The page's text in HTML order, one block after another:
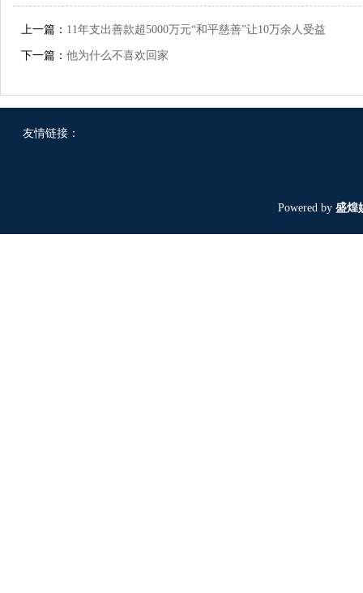
上一篇： 11年支出善款超5000万元“和平慈善”让10万余人受益
下一篇： 他为什么不喜欢回家
友情链接：
Powered by 盛煌